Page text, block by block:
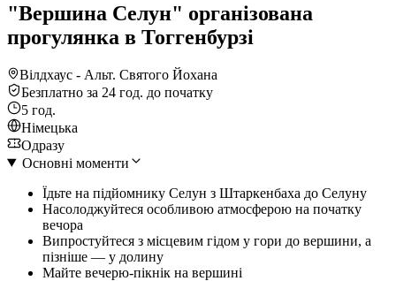
"Вершина Селун" організована
прогулянка в Тоггенбурзі
Вілдхаус - Альт. Святого Йохана
Безплатно за 24 год. до початку
5 год.
Німецька
Одразу
Основні моменти
Їдьте на підйомнику Селун з Штаркенбаха до Селуну
Насолоджуйтеся особливою атмосферою на початку
вечора
Випростуйтеся з місцевим гідом у гори до вершини, а
пізніше — у долину
Майте вечерю-пікнік на вершині